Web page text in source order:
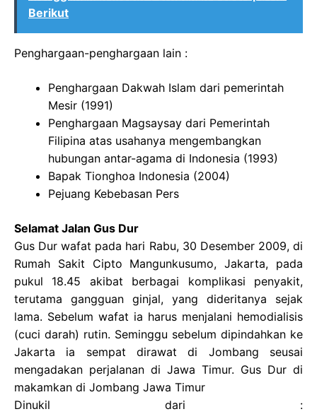
Berikut
Penghargaan-penghargaan lain :
Penghargaan Dakwah Islam dari pemerintah
Mesir (1991)
Penghargaan Magsaysay dari Pemerintah
Filipina atas usahanya mengembangkan
hubungan antar-agama di Indonesia (1993)
Bapak Tionghoa Indonesia (2004)
Pejuang Kebebasan Pers
Selamat Jalan Gus Dur
Gus Dur wafat pada hari Rabu, 30 Desember 2009, di
Rumah Sakit Cipto Mangunkusumo, Jakarta, pada
pukul 18.45 akibat berbagai komplikasi penyakit,
terutama gangguan ginjal, yang dideritanya sejak
lama. Sebelum wafat ia harus menjalani hemodialisis
(cuci darah) rutin. Seminggu sebelum dipindahkan ke
Jakarta ia sempat dirawat di Jombang seusai
mengadakan perjalanan di Jawa Timur. Gus Dur di
makamkan di Jombang Jawa Timur
Dinukil dari :